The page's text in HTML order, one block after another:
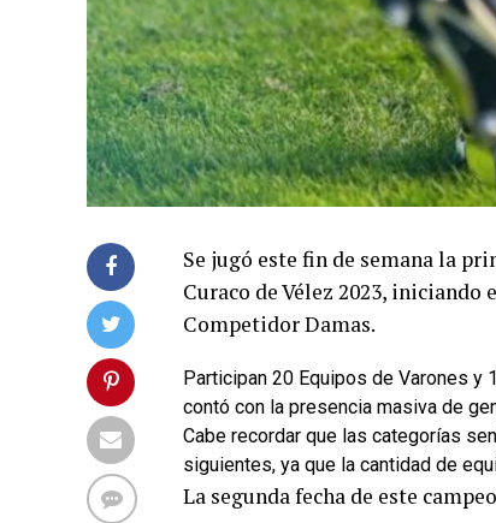
Se jugó este fin de semana la
Curaco de Vélez 2023,
Competidor Damas.
Participan 20 Equipos de Varones y
contó con la presencia masiva de
Cabe recordar que las categorías
siguientes, ya que la cantidad de
La segunda fecha de este